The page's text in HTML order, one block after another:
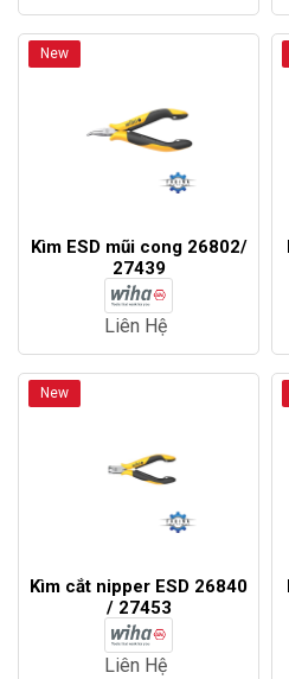
New
Kìm ESD mũi cong 26802/
27439
Liên Hệ
New
Kìm cắt nipper ESD 26840
/ 27453
Liên Hệ